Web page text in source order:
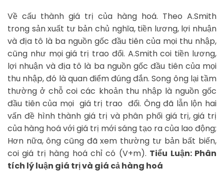
Về cấu thành giá trị của hàng hoá. Theo A.Smith
trong sản xuất tư bản chủ nghĩa, tiền lương, lợi nhuận
và địa tô là ba nguồn gốc đầu tiên của mọi thu nhập,
cũng như mọi giá trị trao đổi. A.Smith coi tiền lương,
lợi nhuận và địa tô là ba nguồn gốc đầu tiên của mọi
thu nhập, đó là quan điểm đúng đắn. Song ông lại tầm
thường ở chỗ coi các khoản thu nhập là nguồn gốc
đầu tiên của mọi giá trị trao đổi. Ông đã lẫn lộn hai
vấn đề hình thành giá trị và phân phối giá trị, giá trị
của hàng hoá với giá trị mới sáng tạo ra của lao động;
Hơn nữa, ông cũng đã xem thường tư bản bất biến,
coi giá trị hàng hoá chỉ có (V+m). Tiểu Luận: Phân
tích lý luận giá trị và giá cả hàng hoá